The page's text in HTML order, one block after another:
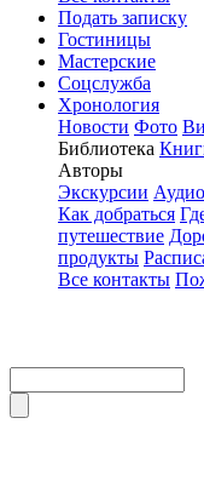
Подать записку
Гостиницы
Мастерские
Соцслужба
Хронология
Новости Фото
Библиотека
Авторы
Экскурсии
Как добраться
путешествие
продукты
Все контакты